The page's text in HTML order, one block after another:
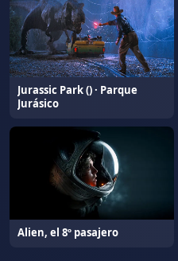
Jurassic Park () · Parque
Jurásico
Alien, el 8º pasajero